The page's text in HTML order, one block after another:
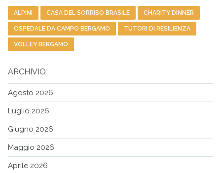
ALPINI CASA DEL SORRISO BRASILE CHARITY DINNER
OSPEDALE DA CAMPO BERGAMO TUTORI DI RESILIENZA
VOLLEY BERGAMO
ARCHIVIO
Agosto 2026
Luglio 2026
Giugno 2026
Maggio 2026
Aprile 2026